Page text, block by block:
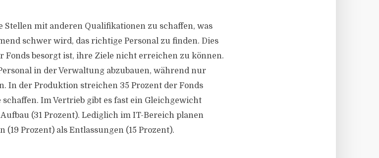
Stellen mit anderen Qualifikationen zu schaffen, was
schwer wird, das richtige Personal zu finden. Dies
Fonds besorgt ist, ihre Ziele nicht erreichen zu können.
in der Verwaltung abzubauen, während nur
In der Produktion streichen 35 Prozent der Fonds
Im Vertrieb gibt es fast ein Gleichgewicht
(31 Prozent). Lediglich im IT-Bereich planen
Prozent) als Entlassungen (15 Prozent).